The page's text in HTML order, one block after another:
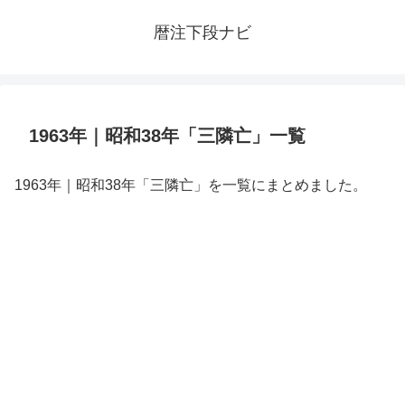
暦注下段ナビ
1963年｜昭和38年「三隣亡」一覧
1963年｜昭和38年「三隣亡」を一覧にまとめました。